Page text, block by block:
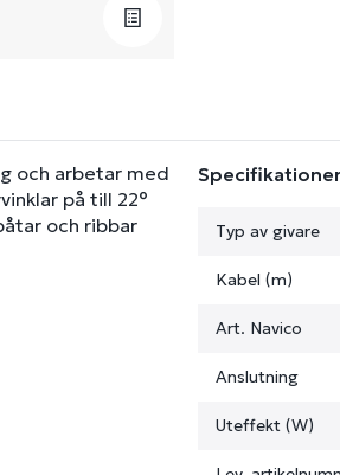
och arbetar med
på till 22°
och ribbar
Typ av givare
Kabel (m)
Art. Navico
Anslutning
Uteffekt (W)